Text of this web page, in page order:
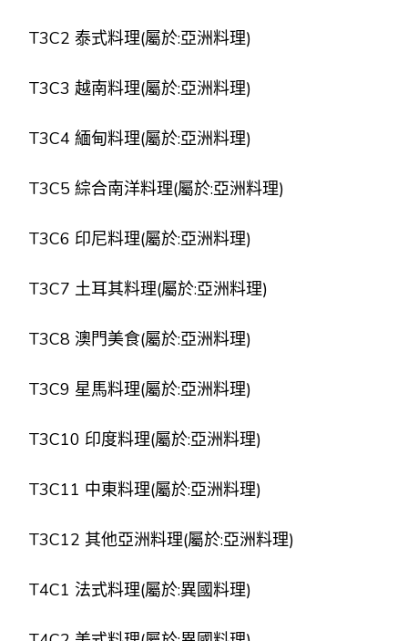
T3C2 泰式料理(屬於:亞洲料理)
T3C3 越南料理(屬於:亞洲料理)
T3C4 緬甸料理(屬於:亞洲料理)
T3C5 綜合南洋料理(屬於:亞洲料理)
T3C6 印尼料理(屬於:亞洲料理)
T3C7 土耳其料理(屬於:亞洲料理)
T3C8 澳門美食(屬於:亞洲料理)
T3C9 星馬料理(屬於:亞洲料理)
T3C10 印度料理(屬於:亞洲料理)
T3C11 中東料理(屬於:亞洲料理)
T3C12 其他亞洲料理(屬於:亞洲料理)
T4C1 法式料理(屬於:異國料理)